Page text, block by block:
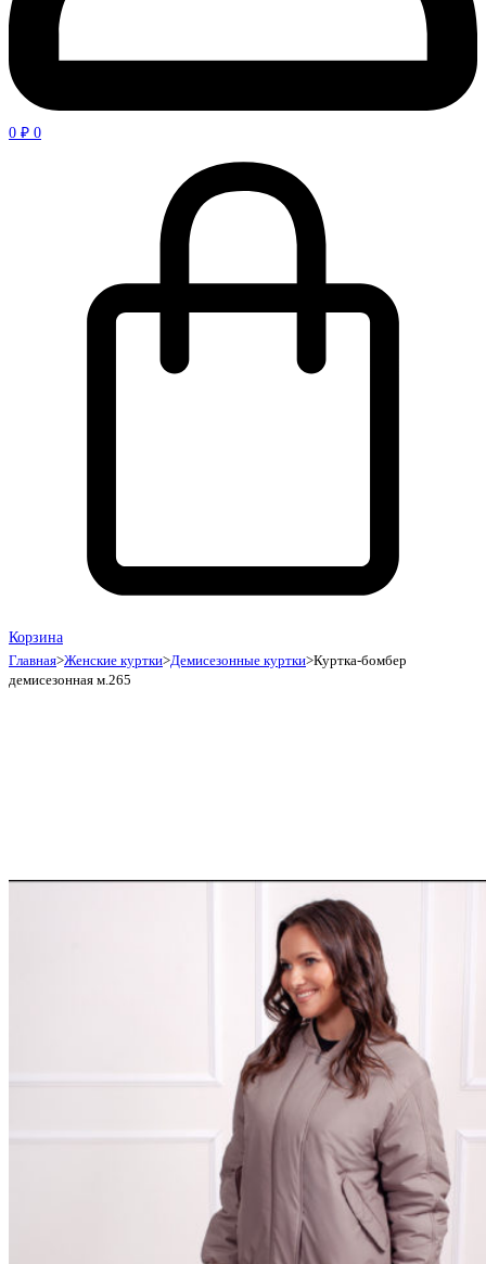
0 ₽ 0
Корзина
Главная>Женские куртки>Демисезонные куртки>Куртка-бомбер
демисезонная м.265